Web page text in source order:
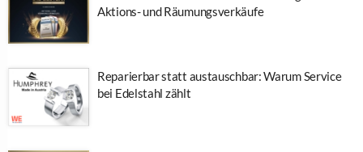
Aktions- und Räumungsverkäufe
Reparierbar statt austauschbar: Warum Service
bei Edelstahl zählt